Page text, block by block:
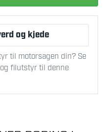
og kjede
til motorsagen din? Se
filutstyr til denne